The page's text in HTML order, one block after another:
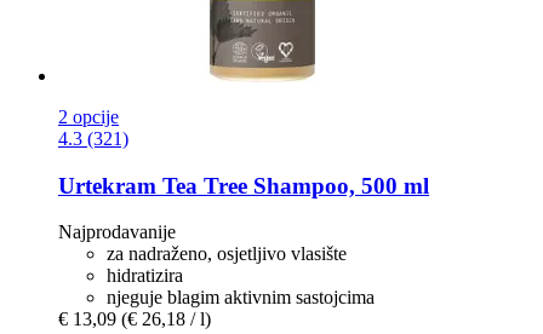
2 opcije
4.3 (321)
Urtekram Tea Tree Shampoo, 500 ml
Najprodavanije
za nadraženo, osjetljivo vlasište
hidratizira
njeguje blagim aktivnim sastojcima
€ 13,09 (€ 26,18 / l)